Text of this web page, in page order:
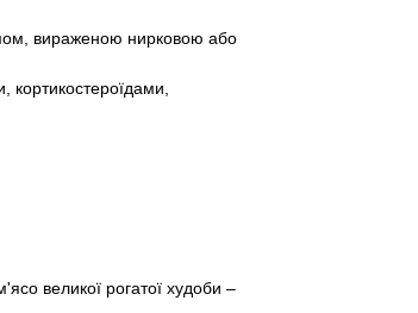
вираженою нирковою або
кортикостероїдами,
великої рогатої худоби –